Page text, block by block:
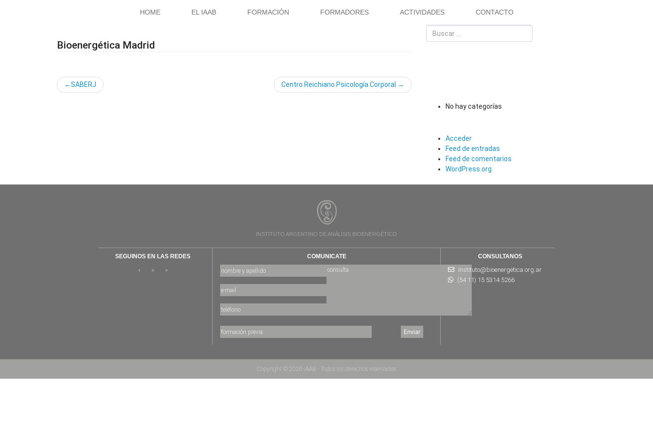
HOME EL IAAB FORMACIÓN FORMADORES ACTIVIDADES CONTACTO
Bioenergética Madrid
Navegación
SABERJ Centro Reichiano Psicología Corporal
No hay categorías
Acceder
Feed de entradas
Feed de comentarios
WordPress.org
INSTITUTO ARGENTINO DE ANÁLISIS BIOENERGÉTICO
SEGUINOS EN LAS REDES COMUNICATE CONSULTANOS
instituto@bioenergetica.org.ar
(54 11) 15 5314 5266
Copyright © 2026 IAAB - Todos los derechos reservados